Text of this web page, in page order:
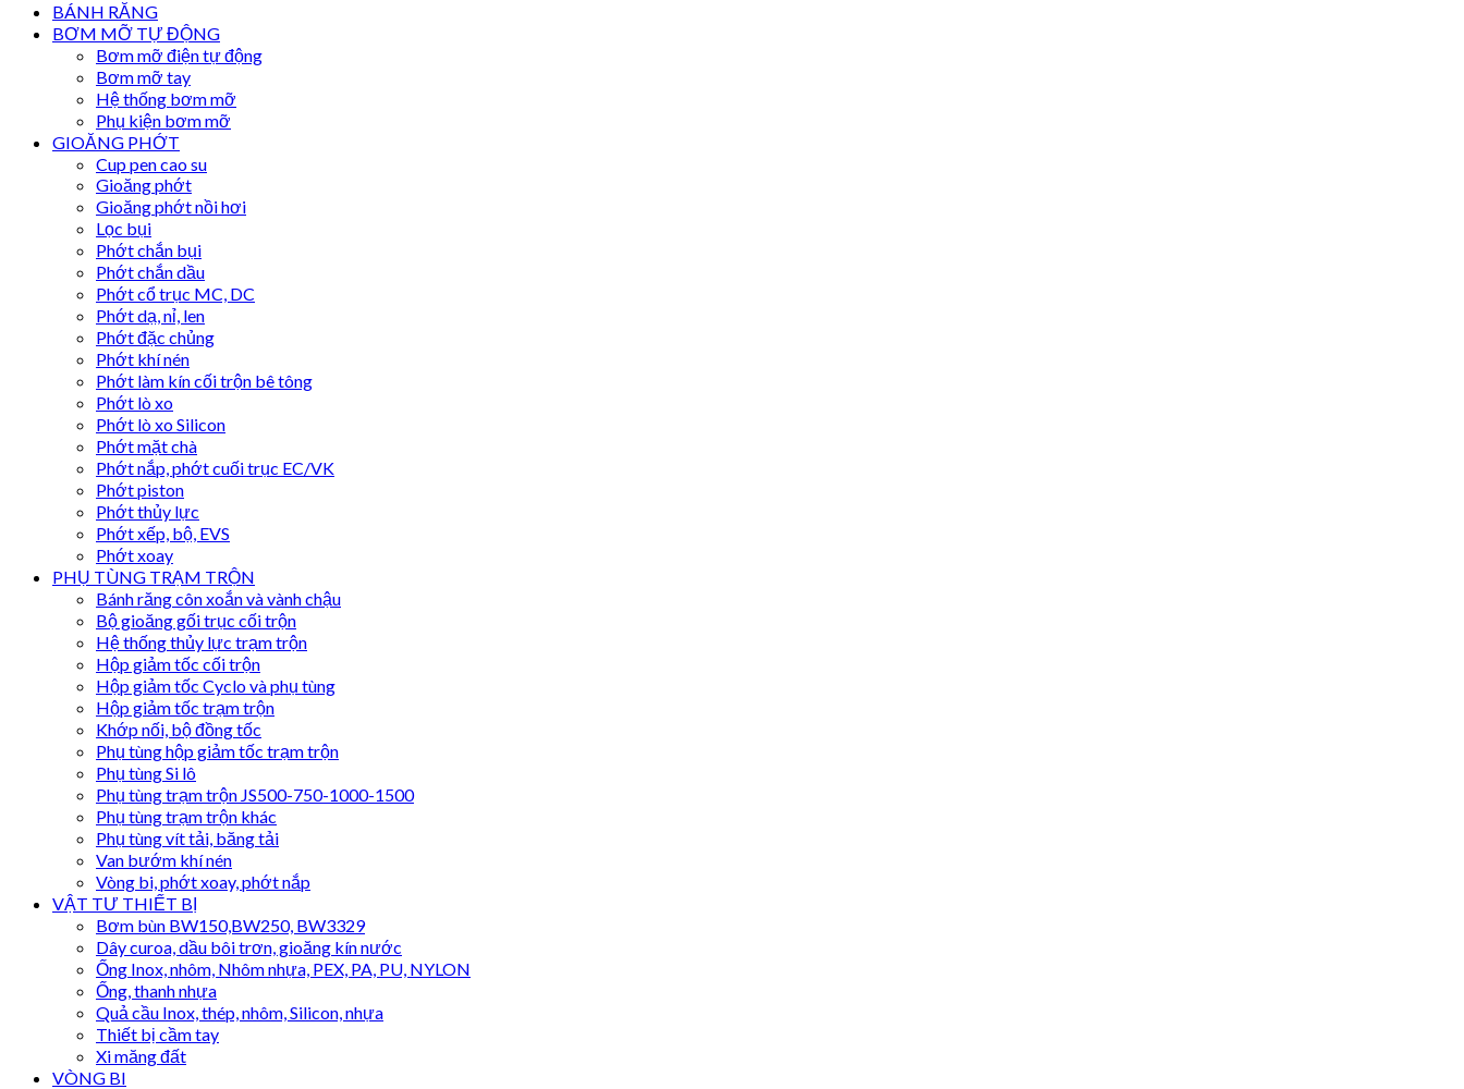
BÁNH RĂNG
BƠM MỠ TỰ ĐỘNG
Bơm mỡ điện tự động
Bơm mỡ tay
Hệ thống bơm mỡ
Phụ kiện bơm mỡ
GIOĂNG PHỚT
Cup pen cao su
Gioăng phớt
Gioăng phớt nồi hơi
Lọc bụi
Phớt chắn bụi
Phớt chắn dầu
Phớt cổ trục MC, DC
Phớt dạ, nỉ, len
Phớt đặc chủng
Phớt khí nén
Phớt làm kín cối trộn bê tông
Phớt lò xo
Phớt lò xo Silicon
Phớt mặt chà
Phớt nắp, phớt cuối trục EC/VK
Phớt piston
Phớt thủy lực
Phớt xếp, bộ, EVS
Phớt xoay
PHỤ TÙNG TRẠM TRỘN
Bánh răng côn xoắn và vành chậu
Bộ gioăng gối trục cối trộn
Hệ thống thủy lực trạm trộn
Hộp giảm tốc cối trộn
Hộp giảm tốc Cyclo và phụ tùng
Hộp giảm tốc trạm trộn
Khớp nối, bộ đồng tốc
Phụ tùng hộp giảm tốc trạm trộn
Phụ tùng Si lô
Phụ tùng trạm trộn JS500-750-1000-1500
Phụ tùng trạm trộn khác
Phụ tùng vít tải, băng tải
Van bướm khí nén
Vòng bi, phớt xoay, phớt nắp
VẬT TƯ THIẾT BỊ
Bơm bùn BW150,BW250, BW3329
Dây curoa, dầu bôi trơn, gioăng kín nước
Ống Inox, nhôm, Nhôm nhựa, PEX, PA, PU, NYLON
Ống, thanh nhựa
Quả cầu Inox, thép, nhôm, Silicon, nhựa
Thiết bị cầm tay
Xi măng đất
VÒNG BI